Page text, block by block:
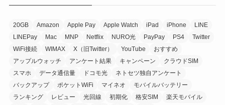
20GB Amazon Apple Pay Apple Watch iPad iPhone
LINE
LINEPay
Mac MNP Netflix NURO光 PayPay PS4
Twitter
WiFi接続
WIMAX X（旧Twitter） YouTube
おすすめ
アップルウォッチ
アンケート結果 キャンペーン
クラウドSIM
スマホ
データ通信量 ドコモ光
ネトセツ独自アンケート
バックアップ
ポケットWiFi マイネオ
モバイルバッテリー
ランキング
レビュー 光回線 初期化 格安SIM
楽天モバイル